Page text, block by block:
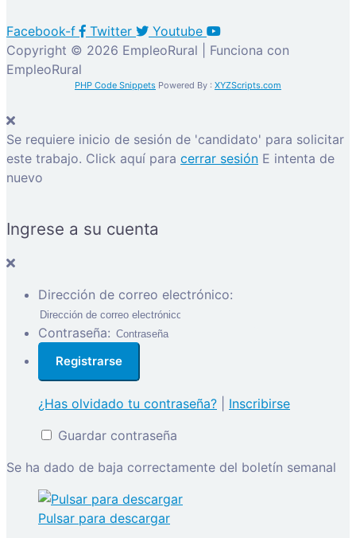
Facebook-f Twitter
Youtube
Copyright © 2026 EmpleoRural | Funciona con
EmpleoRural
PHP Code Snippets Powered By : XYZScripts.com
Se requiere inicio de sesión de 'candidato' para solicitar
este trabajo. Click aquí para cerrar sesión E intenta de
nuevo
Ingrese a su cuenta
Dirección de correo electrónico:
Contraseña:
¿Has olvidado tu contraseña?
Inscribirse
Guardar contraseña
Se ha dado de baja correctamente del boletín semanal
Pulsar para descargar